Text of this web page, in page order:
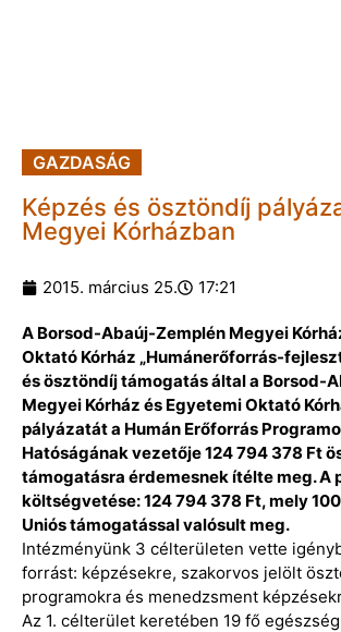
GAZDASÁG
Képzés és ösztöndíj
Megyei Kórházban
2015. március 25. 17:21
A Borsod-Abaúj-Zemplén Megyei
Oktató Kórház „Humánerőforrás-
és ösztöndíj támogatás által a Borsod-
Megyei Kórház és Egyetemi Oktató
pályázatát a Humán Erőforrás
Hatóságának vezetője 124 794 378 Ft
támogatásra érdemesnek ítélte meg. A
költségvetése: 124 794 378 Ft, mely
Uniós támogatással valósult meg.
Intézményünk 3 célterületen vette
forrást: képzésekre, szakorvos jelölt
programokra és menedzsment
Az 1. célterület keretében 19 fő